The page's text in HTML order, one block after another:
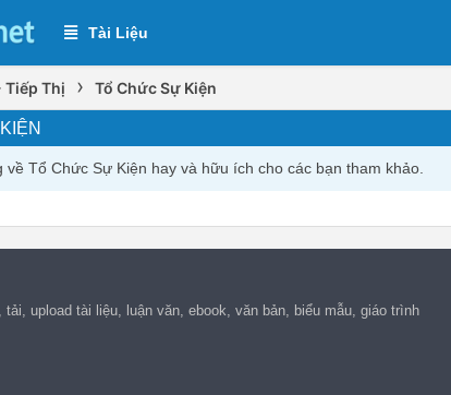
Tài Liệu
Tiếp Thị › Tổ Chức Sự Kiện
Tổ Chức Sự Kiện hay và hữu ích cho các bạn tham khảo.
upload tài liệu, luận văn, ebook, văn bản, biểu mẫu, giáo trình